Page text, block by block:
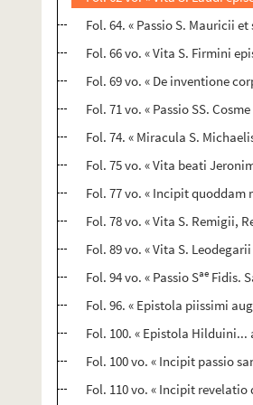
Fol. 64. « Passio S. Mauricii
Fol. 66 vo. « Vita S. Firmini
Fol. 69 vo. « De inventione
Fol. 71 vo. « Passio SS.
Fol. 74. « Miracula S.
Fol. 75 vo. « Vita beati
Fol. 77 vo. « Incipit
Fol. 78 vo. « Vita S. Remigii,
Fol. 89 vo. « Vita S.
Fol. 94 vo. « Passio Sae Fidis.
Fol. 96. « Epistola piissimi
Fol. 100. « Epistola Hilduini...
Fol. 100 vo. « Incipit passio
Fol. 110 vo. « Incipit revelatio